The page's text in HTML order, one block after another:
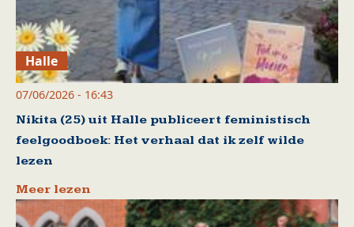
Halle
07/06/2026 - 16:43
Nikita (25) uit Halle publiceert feministisch
feelgoodboek: Het verhaal dat ik zelf wilde
lezen
Meer lezen